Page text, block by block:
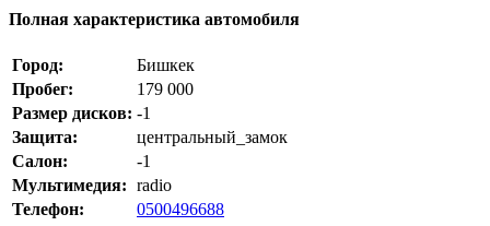
Полная характеристика автомобиля
Город:
Бишкек
Пробег:
179 000
Размер дисков: -1
Защита:
центральный_замок
Салон:
-1
Мультимедия: radio
Телефон:
0500496688